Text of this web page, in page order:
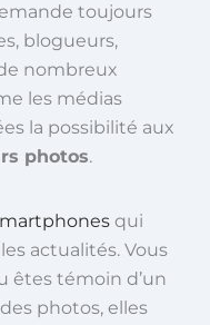
toujours
blogueurs,
nombreux
les médias
la possibilité aux
photos.
qui
actualités. Vous
êtes témoin d’un
photos, elles